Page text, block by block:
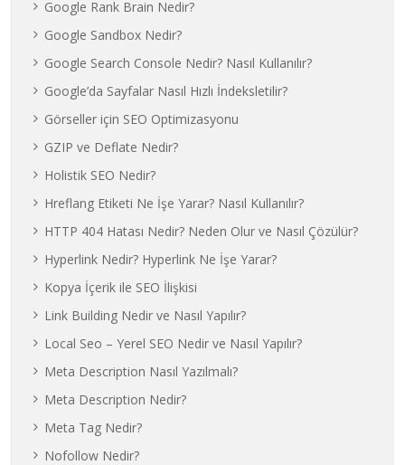
Google Rank Brain Nedir?
Google Sandbox Nedir?
Google Search Console Nedir? Nasıl Kullanılır?
Google’da Sayfalar Nasıl Hızlı İndeksletilir?
Görseller için SEO Optimizasyonu
GZIP ve Deflate Nedir?
Holistik SEO Nedir?
Hreflang Etiketi Ne İşe Yarar? Nasıl Kullanılır?
HTTP 404 Hatası Nedir? Neden Olur ve Nasıl Çözülür?
Hyperlink Nedir? Hyperlink Ne İşe Yarar?
Kopya İçerik ile SEO İlişkisi
Link Building Nedir ve Nasıl Yapılır?
Local Seo – Yerel SEO Nedir ve Nasıl Yapılır?
Meta Description Nasıl Yazılmalı?
Meta Description Nedir?
Meta Tag Nedir?
Nofollow Nedir?